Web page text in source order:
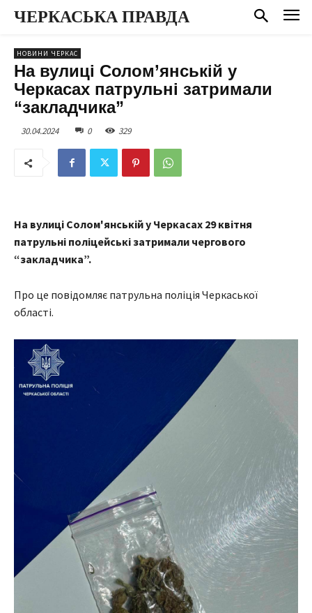
ЧЕРКАСЬКА ПРАВДА
НОВИНИ ЧЕРКАС
На вулиці Солом’янській у
Черкасах патрульні затримали
“закладчика”
30.04.2024 0 329
На вулиці Солом'янській у Черкасах 29 квітня
патрульні поліцейські затримали чергового
“закладчика”.
Про це повідомляє патрульна поліція Черкаської
області.